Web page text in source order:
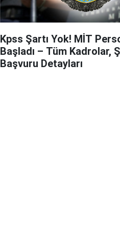
Kpss Şartı Yok! MİT
Başladı – Tüm Kadrolar,
Başvuru Detayları